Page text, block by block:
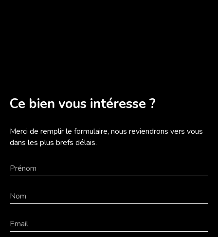
Ce bien vous intéresse ?
Merci de remplir le formulaire, nous reviendrons vers vous
dans les plus brefs délais.
Prénom
Nom
Email